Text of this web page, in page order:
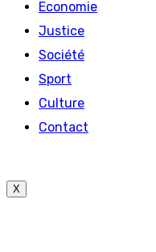
Economie
Justice
Société
Sport
Culture
Contact
X